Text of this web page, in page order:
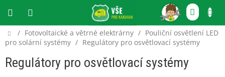
obsah
CZK
Domů
/ Fotovoltaické a větrné elektrárny / Pouliční osvětlení LED
pro solární systémy / Regulátory pro osvětlovací systémy
Regulátory pro osvětlovací systémy